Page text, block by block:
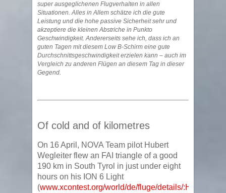
super ausgeglichenen Flugverhalten in allen
Situationen. Alles in Allem schätze ich die gute
Leistung und die hohe passive Sicherheit sehr und
akzeptiere die kleinen Abstriche in Punkto
Geschwindigkeit. Andererseits sehe ich, dass ich an
guten Tagen mit diesem Low B-Schirm eine gute
Durchschnittsgeschwindigkeit erzielen kann – auch im
Vergleich zu anderen Flügen an diesem Tag in dieser
Gegend.
Of cold and of kilometres
On 16 April, NOVA Team pilot Hubert
Wegleiter flew an FAI triangle of a good
190 km in South Tyrol in just under eight
hours on his ION 6 Light
(www.xcontest.org/world/de/fluge/details/:Hubi1/